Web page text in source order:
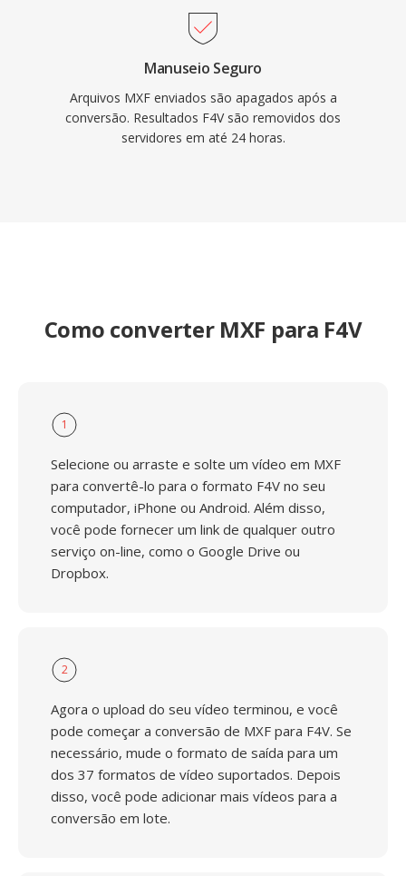
Manuseio Seguro
Arquivos MXF enviados são apagados após a
conversão. Resultados F4V são removidos dos
servidores em até 24 horas.
Como converter MXF para F4V
1
Selecione ou arraste e solte um vídeo em MXF
para convertê-lo para o formato F4V no seu
computador, iPhone ou Android. Além disso,
você pode fornecer um link de qualquer outro
serviço on-line, como o Google Drive ou
Dropbox.
2
Agora o upload do seu vídeo terminou, e você
pode começar a conversão de MXF para F4V. Se
necessário, mude o formato de saída para um
dos 37 formatos de vídeo suportados. Depois
disso, você pode adicionar mais vídeos para a
conversão em lote.